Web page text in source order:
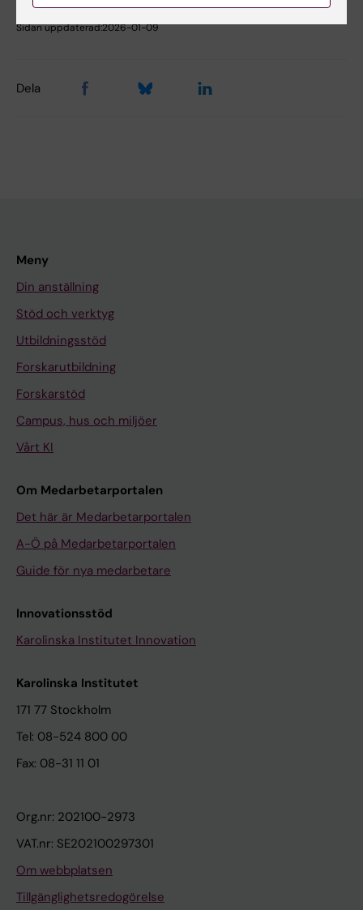
Åsa Rauger
Sidan uppdaterad:2026-01-09
Dela
Meny
Din anställning
Stöd och verktyg
Utbildningsstöd
Forskarutbildning
Forskarstöd
Campus, hus och miljöer
Vårt KI
Om Medarbetarportalen
Det här är Medarbetarportalen
A-Ö på Medarbetarportalen
Guide för nya medarbetare
Innovationsstöd
Karolinska Institutet Innovation
Karolinska Institutet
171 77 Stockholm
Tel: 08-524 800 00
Fax: 08-31 11 01
Org.nr: 202100-2973
VAT.nr: SE202100297301
Om webbplatsen
Tillgänglighetsredogörelse